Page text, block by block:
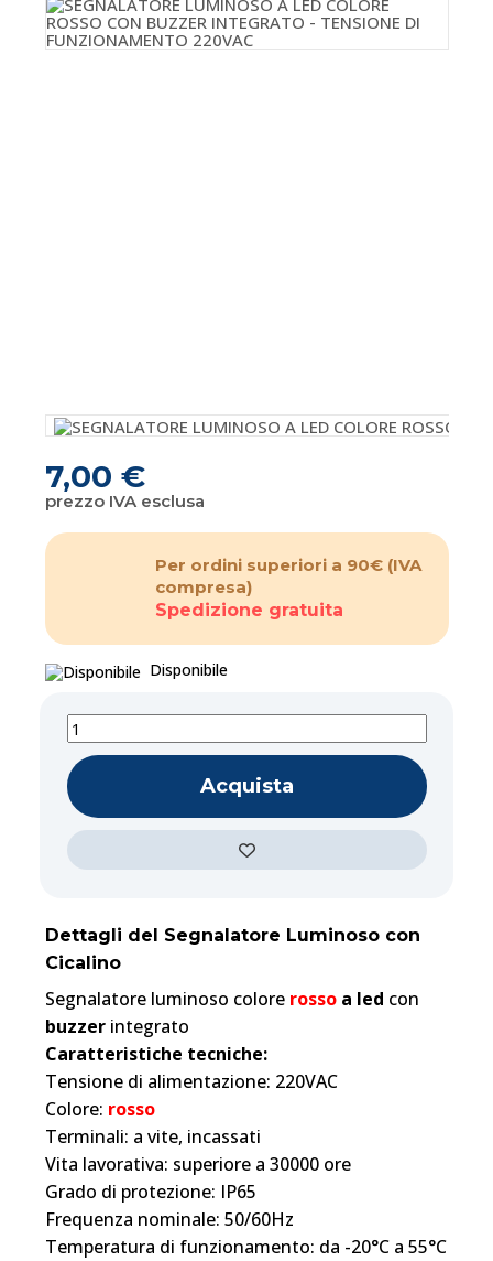
7,00 €
prezzo IVA esclusa
Per ordini superiori a 90€ (IVA
compresa)
Spedizione gratuita
Disponibile
Acquista
Dettagli del Segnalatore Luminoso con
Cicalino
Segnalatore luminoso colorerossoa led con
buzzer integrato
Caratteristiche tecniche:
Tensione di alimentazione: 220VAC
Colore: rosso
Terminali: a vite, incassati
Vita lavorativa: superiore a 30000 ore
Grado di protezione: IP65
Frequenza nominale: 50/60Hz
Temperatura di funzionamento: da -20°C a 55°C